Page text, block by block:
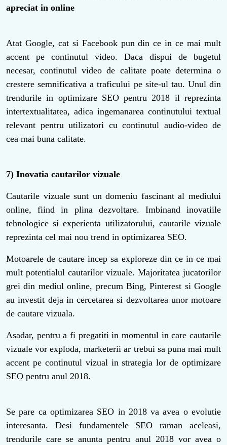
apreciat in online
Atat Google, cat si Facebook pun din ce in ce mai mult
accent pe continutul video. Daca dispui de bugetul
necesar, continutul video de calitate poate determina o
crestere semnificativa a traficului pe site-ul tau. Unul din
trendurile in optimizare SEO pentru 2018 il reprezinta
intertextualitatea, adica ingemanarea continutului textual
relevant pentru utilizatori cu continutul audio-video de
cea mai buna calitate.
7) Inovatia cautarilor vizuale
Cautarile vizuale sunt un domeniu fascinant al mediului
online, fiind in plina dezvoltare. Imbinand inovatiile
tehnologice si experienta utilizatorului, cautarile vizuale
reprezinta cel mai nou trend in optimizarea SEO.
Motoarele de cautare incep sa exploreze din ce in ce mai
mult potentialul cautarilor vizuale. Majoritatea jucatorilor
grei din mediul online, precum Bing, Pinterest si Google
au investit deja in cercetarea si dezvoltarea unor motoare
de cautare vizuala.
Asadar, pentru a fi pregatiti in momentul in care cautarile
vizuale vor exploda, marketerii ar trebui sa puna mai mult
accent pe continutul vizual in strategia lor de optimizare
SEO pentru anul 2018.
Se pare ca optimizarea SEO in 2018 va avea o evolutie
interesanta. Desi fundamentele SEO raman aceleasi,
trendurile care se anunta pentru anul 2018 vor avea o